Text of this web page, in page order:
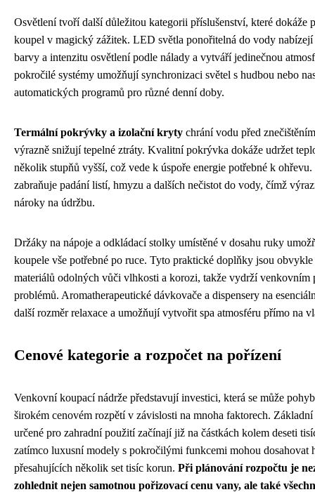
Osvětlení tvoří další důležitou kategorii příslušenství, které dokáže
koupel v magický zážitek. LED světla ponořitelná do vody nabízejí
barvy a intenzitu osvětlení podle nálady a vytváří jedinečnou
pokročilé systémy umožňují synchronizaci světel s hudbou nebo
automatických programů pro různé denní doby.
Termální pokrývky a izolační kryty chrání vodu před
výrazně snižují tepelné ztráty. Kvalitní pokrývka dokáže udržet
několik stupňů vyšší, což vede k úspoře energie potřebné k
zabraňuje padání listí, hmyzu a dalších nečistot do vody, čímž
nároky na údržbu.
Držáky na nápoje a odkládací stolky umístěné v dosahu ruky
koupele vše potřebné po ruce. Tyto praktické doplňky jsou
materiálů odolných vůči vlhkosti a korozi, takže vydrží venkovním
problémů. Aromatherapeutické dávkovače a dispensery na
další rozměr relaxace a umožňují vytvořit spa atmosféru přímo na
Cenové kategorie a rozpočet na pořízení
Venkovní koupací nádrže představují investici, která se může
širokém cenovém rozpětí v závislosti na mnoha faktorech.
určené pro zahradní použití začínají již na částkách kolem deseti
zatímco luxusní modely s pokročilými funkcemi mohou dosahovat
přesahujících několik set tisíc korun. Při plánování rozpočtu je
zohlednit nejen samotnou pořizovací cenu vany, ale také